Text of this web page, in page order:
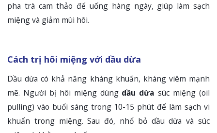
pha trà cam thảo để uống hàng ngày, giúp làm sạch
miệng và giảm mùi hôi.
Cách trị hôi miệng với dầu dừa
Dầu dừa có khả năng kháng khuẩn, kháng viêm mạnh
mẽ. Người bị hôi miệng dùng dầu dừa súc miệng (oil
pulling) vào buổi sáng trong 10-15 phút để làm sạch vi
khuẩn trong miệng. Sau đó, nhổ bỏ dầu dừa và súc